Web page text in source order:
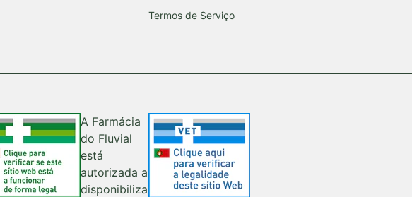
Termos de Serviço
A Farmácia
do Fluvial
está
autorizada a
disponibiliza